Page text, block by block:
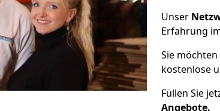
Unser
Erfahrung
Sie möchten
kostenlose
Füllen Sie
Angebote.